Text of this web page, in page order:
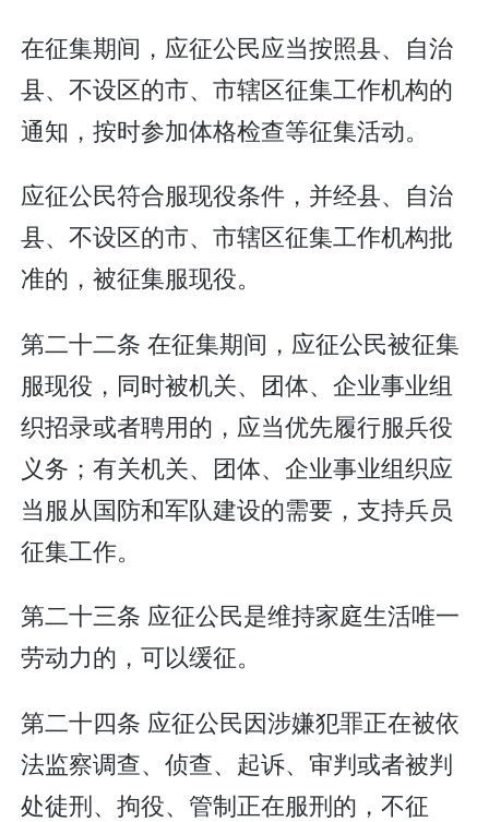
在征集期间，应征公民应当按照县、自治
县、不设区的市、市辖区征集工作机构的
通知，按时参加体格检查等征集活动。
应征公民符合服现役条件，并经县、自治
县、不设区的市、市辖区征集工作机构批
准的，被征集服现役。
第二十二条 在征集期间，应征公民被征集
服现役，同时被机关、团体、企业事业组
织招录或者聘用的，应当优先履行服兵役
义务；有关机关、团体、企业事业组织应
当服从国防和军队建设的需要，支持兵员
征集工作。
第二十三条 应征公民是维持家庭生活唯一
劳动力的，可以缓征。
第二十四条 应征公民因涉嫌犯罪正在被依
法监察调查、侦查、起诉、审判或者被判
处徒刑、拘役、管制正在服刑的，不征